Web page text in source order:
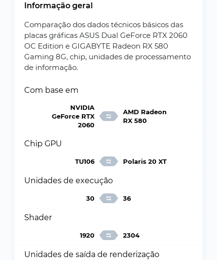
Informação geral
Comparação dos dados técnicos básicos das
placas gráficas ASUS Dual GeForce RTX 2060
OC Edition e GIGABYTE Radeon RX 580
Gaming 8G, chip, unidades de processamento
de informação.
Com base em
NVIDIA
GeForce RTX
2060
AMD Radeon
RX 580
Chip GPU
TU106 Polaris 20 XT
Unidades de execução
30 36
Shader
1920 2304
Unidades de saída de renderização